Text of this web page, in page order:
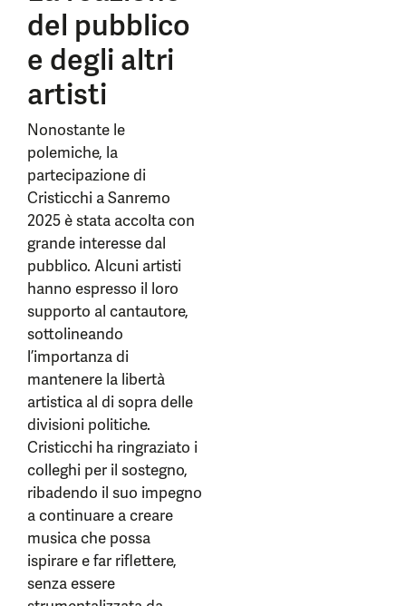
del pubblico
e degli altri
artisti
Nonostante le
polemiche, la
partecipazione di
Cristicchi a Sanremo
2025 è stata accolta con
grande interesse dal
pubblico. Alcuni artisti
hanno espresso il loro
supporto al cantautore,
sottolineando
l’importanza di
mantenere la libertà
artistica al di sopra delle
divisioni politiche.
Cristicchi ha ringraziato i
colleghi per il sostegno,
ribadendo il suo impegno
a continuare a creare
musica che possa
ispirare e far riflettere,
senza essere